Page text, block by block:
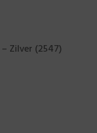
Zilver (2547)